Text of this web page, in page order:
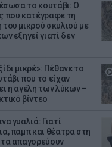
έσωσα το κουτάβι: Ο
που κατέγραφε τη
μικρού σκυλιού με
εξηγεί γιατί δεν
μικρέ»: Πέθανε το
που το είχαν
η αγέλη των λύκων –
βίντεο
γυαλιά: Γιατί
παμπ και θέατρα στη
τα απαγορεύουν